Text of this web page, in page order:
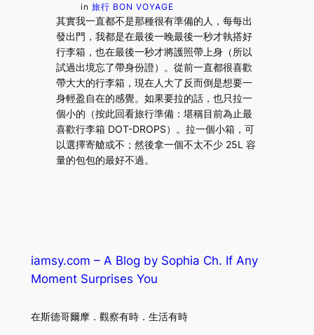
in旅行 BON VOYAGE
其實我一直都不是那種很有準備的人，每每出
發出門，我都是在最後一晚最後一秒才執搭好
行李箱，也在最後一秒才將護照帶上身（所以
試過出境忘了帶身份證）。從前一直都很喜歡
帶大大的行李箱，現在人大了反而倒是想要一
身輕盈自在的感覺。如果要拉的話，也只拉一
個小的（按此回看旅行準備：堪稱目前為止最
喜歡行李箱 DOT-DROPS）。拉一個小箱，可
以選擇寄艙或不；然後拿一個不太不少 25L 容
量的包包的最好不過。
iamsy.com – A Blog by Sophia Ch. If Any
Moment Surprises You
在斯德哥爾摩．觀察有時．生活有時